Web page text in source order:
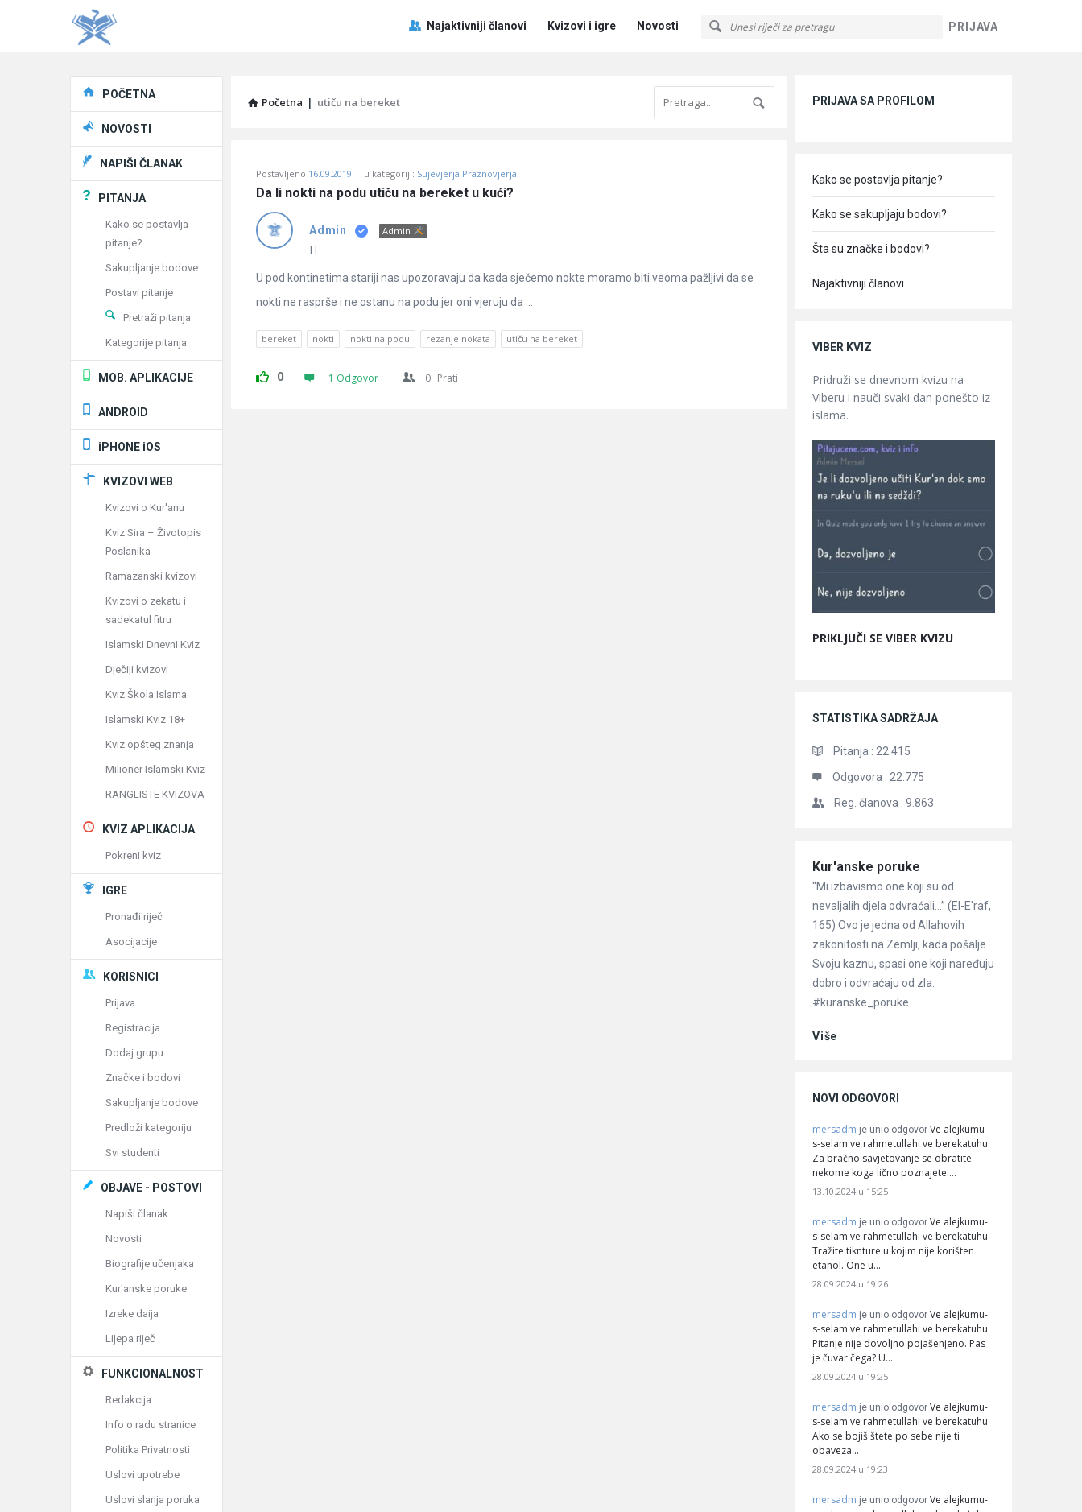
PRIJAVA
Pitaj
Učene
Najaktivniji članovi Kvizovi i igre Novosti
Početna | utiču na bereket
Učene
Latest
Pitanja
Postavljeno 16.09.2019 u kategoriji: Sujevjerja Praznovjerja
Da li nokti na podu utiču na bereket u kući?
Admin Admin
IT
U pod kontinetima stariji nas upozoravaju da kada sječemo nokte moramo biti veoma pažljivi da se
nokti ne rasprše i ne ostanu na podu jer oni vjeruju da ...
bereket nokti nokti na podu rezanje nokata utiču na bereket
0 1 Odgovor 0 Prati
PRIJAVA SA PROFILOM
Kako se postavlja pitanje?
Kako se sakupljaju bodovi?
Šta su značke i bodovi?
Najaktivniji članovi
VIBER KVIZ
Pridruži se dnevnom kvizu na
Viberu i nauči svaki dan ponešto iz
islama.
PRIKLJUČI SE VIBER KVIZU
STATISTIKA SADRŽAJA
Pitanja : 22.415
Odgovora : 22.775
Reg. članova : 9.863
Članci
Kur'anske poruke
“Mi izbavismo one koji su od
nevaljalih djela odvraćali…” (El-E'raf,
165) Ovo je jedna od Allahovih
zakonitosti na Zemlji, kada pošalje
Svoju kaznu, spasi one koji naređuju
dobro i odvraćaju od zla.
#kuranske_poruke
Više
NOVI ODGOVORI
mersadm je unio odgovor Ve alejkumu-
s-selam ve rahmetullahi ve berekatuhu
Za bračno savjetovanje se obratite
nekome koga lično poznajete.…
13.10.2024 u 15:25
mersadm je unio odgovor Ve alejkumu-
s-selam ve rahmetullahi ve berekatuhu
Tražite tiknture u kojim nije korišten
etanol. One u…
28.09.2024 u 19:26
mersadm je unio odgovor Ve alejkumu-
s-selam ve rahmetullahi ve berekatuhu
Pitanje nije dovoljno pojašenjeno. Pas
je čuvar čega? U…
28.09.2024 u 19:25
mersadm je unio odgovor Ve alejkumu-
s-selam ve rahmetullahi ve berekatuhu
Ako se bojiš štete po sebe nije ti
obaveza…
28.09.2024 u 19:23
mersadm je unio odgovor Ve alejkumu-
Explore
POČETNA
NOVOSTI
NAPIŠI ČLANAK
PITANJA
Kako se postavlja
pitanje?
Sakupljanje bodove
Postavi pitanje
Pretraži pitanja
Kategorije pitanja
MOB. APLIKACIJE
ANDROID
iPHONE iOS
KVIZOVI WEB
Kvizovi o Kur'anu
Kviz Sira – Životopis
Poslanika
Ramazanski kvizovi
Kvizovi o zekatu i
sadekatul fitru
Islamski Dnevni Kviz
Dječiji kvizovi
Kviz Škola Islama
Islamski Kviz 18+
Kviz opšteg znanja
Milioner Islamski Kviz
RANGLISTE KVIZOVA
KVIZ APLIKACIJA
Pokreni kviz
IGRE
Pronađi riječ
Asocijacije
KORISNICI
Prijava
Registracija
Dodaj grupu
Značke i bodovi
Sakupljanje bodove
Predloži kategoriju
Svi studenti
OBJAVE - POSTOVI
Napiši članak
Novosti
Biografije učenjaka
Kur'anske poruke
Izreke daija
Lijepa riječ
FUNKCIONALNOST
Redakcija
Info o radu stranice
Politika Privatnosti
Uslovi upotrebe
Uslovi slanja poruka